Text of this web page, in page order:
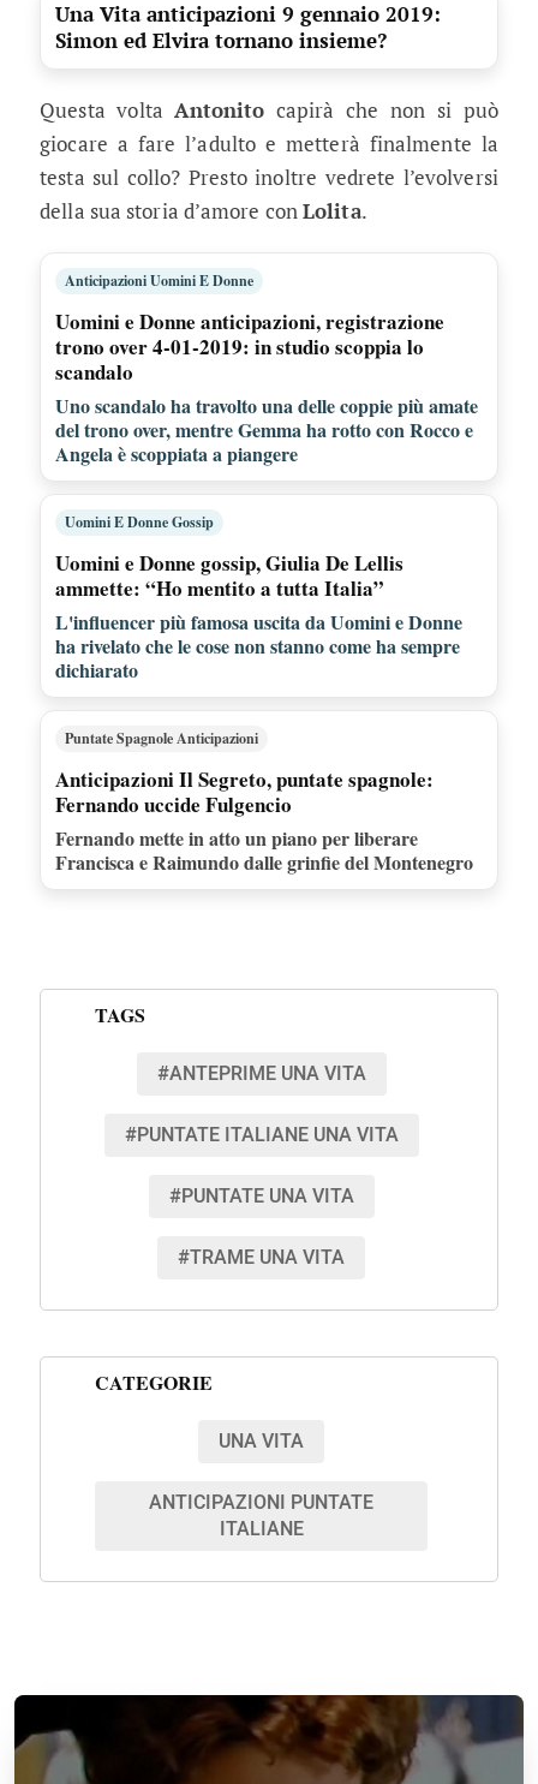
Una Vita anticipazioni 9 gennaio 2019:
Simon ed Elvira tornano insieme?
Questa voltaAntonito capirà che non si può
giocare a fare l’adulto e metterà finalmente la
testa sul collo? Presto inoltre vedrete l’evolversi
della sua storia d’amore conLolita.
Anticipazioni Uomini E Donne
Uomini e Donne anticipazioni, registrazione
trono over 4-01-2019: in studio scoppia lo
scandalo
Uno scandalo ha travolto una delle coppie più amate
del trono over, mentre Gemma ha rotto con Rocco e
Angela è scoppiata a piangere
Uomini E Donne Gossip
Uomini e Donne gossip, Giulia De Lellis
ammette: “Ho mentito a tutta Italia”
L'influencer più famosa uscita da Uomini e Donne
ha rivelato che le cose non stanno come ha sempre
dichiarato
Puntate Spagnole Anticipazioni
Anticipazioni Il Segreto, puntate spagnole:
Fernando uccide Fulgencio
Fernando mette in atto un piano per liberare
Francisca e Raimundo dalle grinfie del Montenegro
TAGS
#ANTEPRIME UNA VITA
#PUNTATE ITALIANE UNA VITA
#PUNTATE UNA VITA
#TRAME UNA VITA
CATEGORIE
UNA VITA
ANTICIPAZIONI PUNTATE
ITALIANE